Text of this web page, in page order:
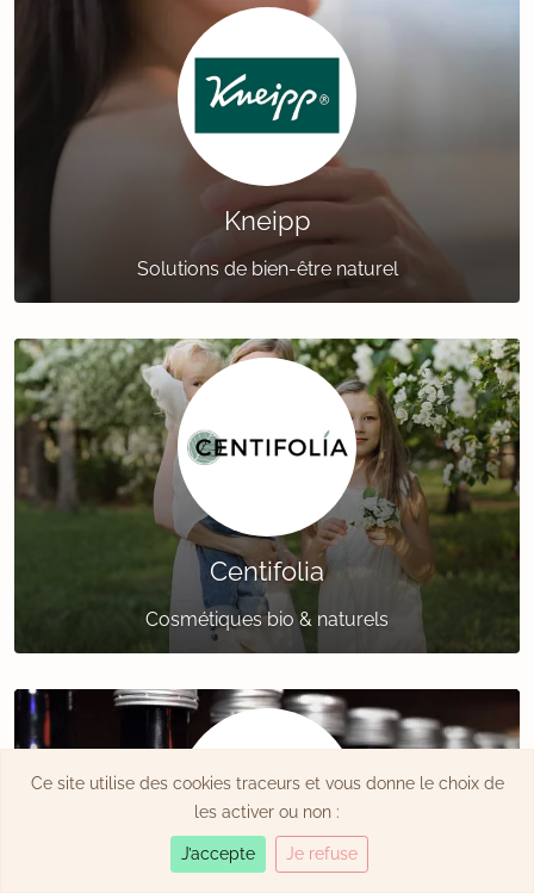
Kneipp
Solutions de bien-être naturel
Centifolia
Cosmétiques bio & naturels
Ce site utilise des cookies traceurs et vous donne le choix de
les activer ou non :
J’accepte Je refuse